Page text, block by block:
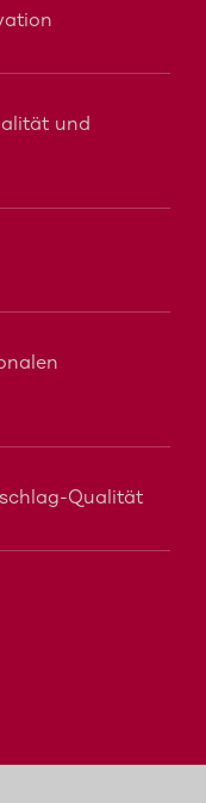
und
Qualität